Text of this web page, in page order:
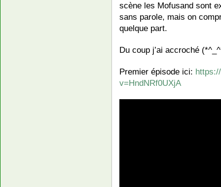
scène les Mofusand sont
sans parole, mais on
quelque part.
Du coup j’ai accroché
Premier épisode ici:
v=HndNRf0UXjA